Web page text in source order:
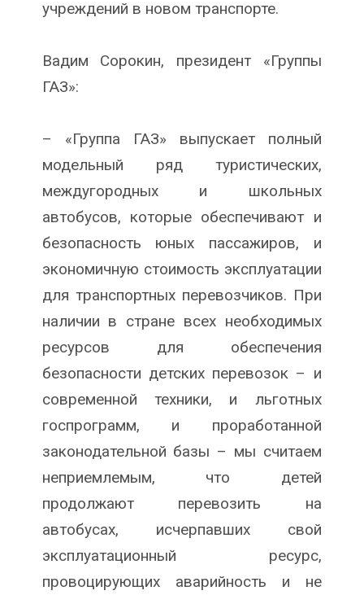
учреждений в новом транспорте.
Вадим Сорокин, президент «Группы
ГАЗ»:
– «Группа ГАЗ» выпускает полный
модельный ряд туристических,
междугородных и школьных
автобусов, которые обеспечивают и
безопасность юных пассажиров, и
экономичную стоимость эксплуатации
для транспортных перевозчиков. При
наличии в стране всех необходимых
ресурсов для обеспечения
безопасности детских перевозок – и
современной техники, и льготных
госпрограмм, и проработанной
законодательной базы – мы считаем
неприемлемым, что детей
продолжают перевозить на
автобусах, исчерпавших свой
эксплуатационный ресурс,
провоцирующих аварийность и не